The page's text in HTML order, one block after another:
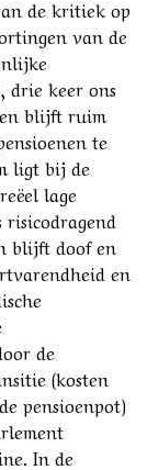
de kritiek op
van de
drie keer ons
blijft ruim
te
ligt bij de
lage
blijft doof en
en
de
(kosten
pensioenpot)
In de